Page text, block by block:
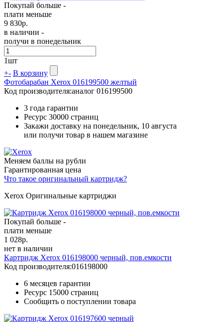
Покупай больше -
плати меньше
9 830р.
в наличии -
получи в понедельник
1шт
+- В корзину
Фотобарабан Xerox 016199500 желтый
Код производителя:аналог 016199500
3 года гарантии
Ресурс 30000 страниц
Закажи доставку на понедельник, 10 августа
или получи товар в нашем магазине
Меняем баллы на рубли
Гарантированная цена
Что такое оригинальный картридж?
Xerox Оригинальные картриджи
Покупай больше -
плати меньше
1 028р.
нет в наличии
Картридж Xerox 016198000 черный, пов.емкости
Код производителя:016198000
6 месяцев гарантии
Ресурс 15000 страниц
Сообщить о поступлении товара